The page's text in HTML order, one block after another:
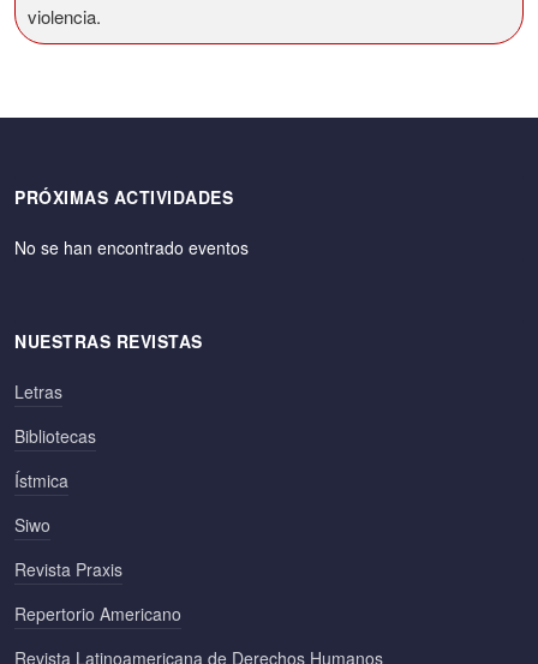
violencia.
PRÓXIMAS ACTIVIDADES
No se han encontrado eventos
NUESTRAS REVISTAS
Letras
Bibliotecas
Ístmica
Siwo
Revista Praxis
Repertorio Americano
Revista Latinoamericana de Derechos Humanos